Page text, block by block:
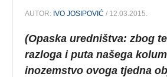
AUTOR: IVO JOSIPOVIĆ / 12.03.2015.
(Opaska uredništva: zbog
razloga i puta našega
inozemstvo ovoga tjedna